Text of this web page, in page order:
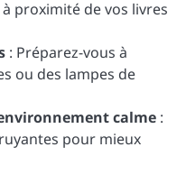
proximité de vos livres
: Préparez-vous à
ou des lampes de
calme :
pour mieux